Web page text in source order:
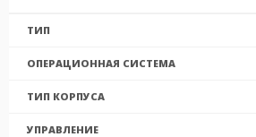
ТИП
ОПЕРАЦИОННАЯ СИСТЕМА
ТИП КОРПУСА
УПРАВЛЕНИЕ